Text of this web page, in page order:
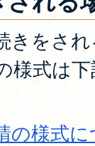
きをさ
様式は
の様式